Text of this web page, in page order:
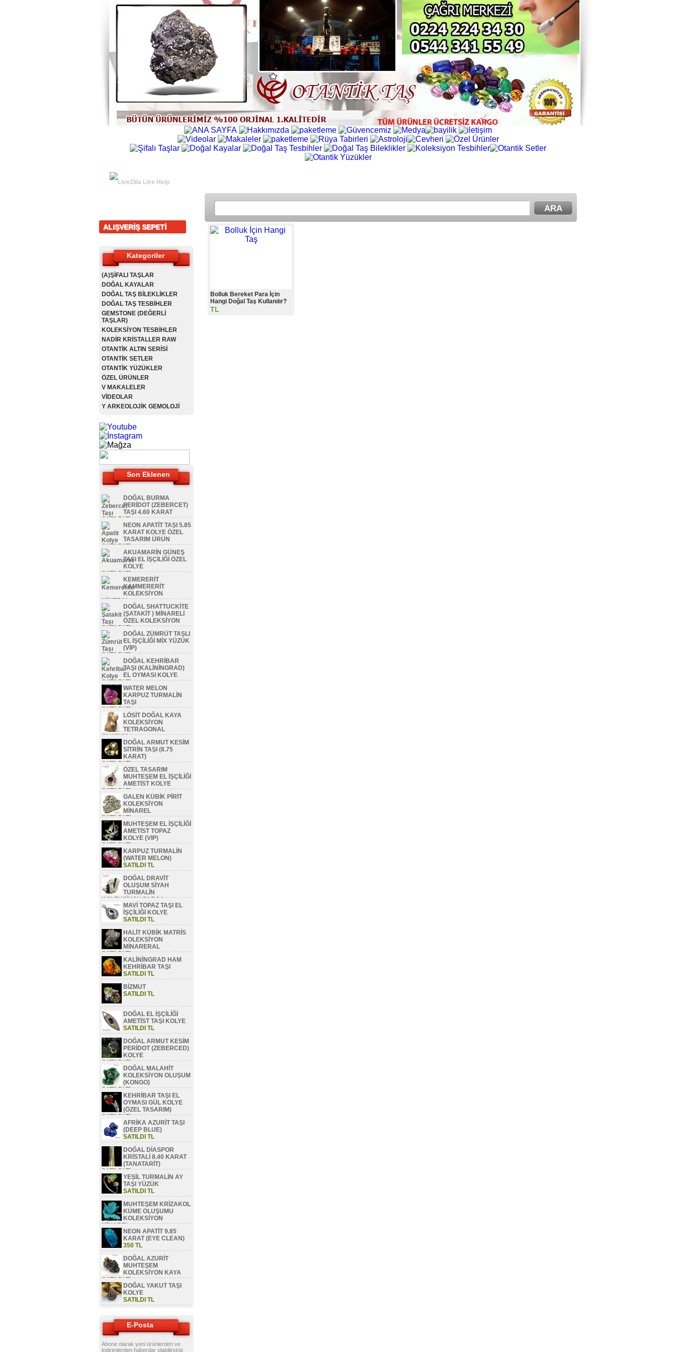
ALIŞVERİŞ SEPETİ
Kategoriler
(A)ŞİFALI TAŞLAR
DOĞAL KAYALAR
DOĞAL TAŞ BİLEKLİKLER
DOĞAL TAŞ TESBİHLER
GEMSTONE (DEĞERLİ
TAŞLAR)
KOLEKSİYON TESBİHLER
NADİR KRİSTALLER RAW
OTANTİK ALTIN SERİSİ
OTANTİK SETLER
OTANTİK YÜZÜKLER
ÖZEL ÜRÜNLER
V MAKALELER
VİDEOLAR
Y ARKEOLOJİK GEMOLOJİ
Son Eklenen
DOĞAL BURMA
PERİDOT (ZEBERCET)
TAŞI 4.60 KARAT
SATILDI TL
NEON APATİT TAŞI 5.85
KARAT KOLYE ÖZEL
TASARIM ÜRÜN
SATILDI TL
AKUAMARİN GÜNEŞ
TAŞI EL İŞÇİLİĞİ ÖZEL
KOLYE
SATILDI TL
KEMERERİT
KAMMERERİT
KOLEKSİYON
MİNERAL
SATILDI TLDOĞAL SHATTUCKİTE
(ŞATAKİT ) MİNARELİ
ÖZEL KOLEKSİYON
SATILDI TL
DOĞAL ZÜMRÜT TAŞLI
EL İŞÇİLİĞİ MİX YÜZÜK
(VİP)
SATILDI TL
DOĞAL KEHRİBAR
TAŞI (KALİNİNGRAD)
EL OYMASI KOLYE
SATILDI TL
WATER MELON
KARPUZ TURMALİN
TAŞI
SATILDI TL
LÖSİT DOĞAL KAYA
KOLEKSİYON
TETRAGONAL
OLUŞUM
SATILDI TLDOĞAL ARMUT KESİM
SİTRİN TAŞI (8.75
KARAT)
SATILDI TL
ÖZEL TASARIM
MUHTEŞEM EL İŞÇİLİĞİ
AMETİST KOLYE
SATILDI TL
GALEN KÜBİK PİRİT
KOLEKSİYON
MİNAREL
SATILDI TL
MUHTEŞEM EL İŞÇİLİĞİ
AMETİST TOPAZ
KOLYE (VIP)
SATILDI TL
KARPUZ TURMALİN
(WATER MELON)
SATILDI TL
DOĞAL DRAVİT
OLUŞUM SİYAH
TURMALİN
KOLEKSİYON PARÇA
SATILDI TLMAVİ TOPAZ TAŞI EL
İŞÇİLİĞİ KOLYE
SATILDI TL
HALİT KÜBİK MATRİS
KOLEKSİYON
MİNARERAL
SATILDI TL
KALİNİNGRAD HAM
KEHRİBAR TAŞI
SATILDI TL
BİZMUT
SATILDI TL
DOĞAL EL İŞÇİLİĞİ
AMETİST TAŞI KOLYE
SATILDI TL
DOĞAL ARMUT KESİM
PERİDOT (ZEBERCED)
KOLYE
SATILDI TL
DOĞAL MALAHİT
KOLEKSİYON OLUŞUM
(KONGO)
SATILDI TL
KEHRİBAR TAŞI EL
OYMASI GÜL KOLYE
(ÖZEL TASARIM)
SATILDI TL
AFRİKA AZURİT TAŞI
(DEEP BLUE)
SATILDI TL
DOĞAL DİASPOR
KRİSTALİ 8.40 KARAT
(TANATARİT)
SATILDI TL
YEŞİL TURMALİN AY
TAŞI YÜZÜK
SATILDI TL
MUHTEŞEM KRİZAKOL
KÜME OLUŞUMU
KOLEKSİYON
MİNAREL
SATILDI TLNEON APATİT 9.85
KARAT (EYE CLEAN)
350 TL
DOĞAL AZURİT
MUHTEŞEM
KOLEKSİYON KAYA
SATILDI TL
DOĞAL YAKUT TAŞI
KOLYE
SATILDI TL
E-Posta
Abone olarak yeni ürünlerden ve
indirimlerden haberdar olabilirsiniz.
Bolluk Bereket Para İçin
Hangi Doğal Taş Kullanılır?
TL